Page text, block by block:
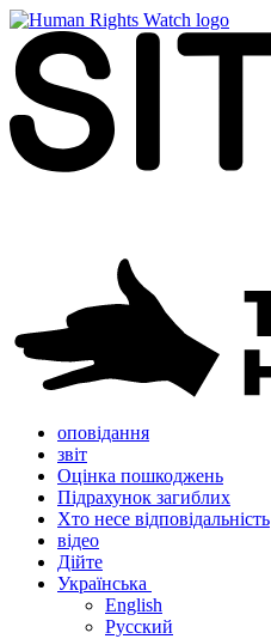
оповідання
звіт
Оцінка пошкоджень
Підрахунок загиблих
Хто несе відповідальність
відео
Дійте
Українська
English
Русский